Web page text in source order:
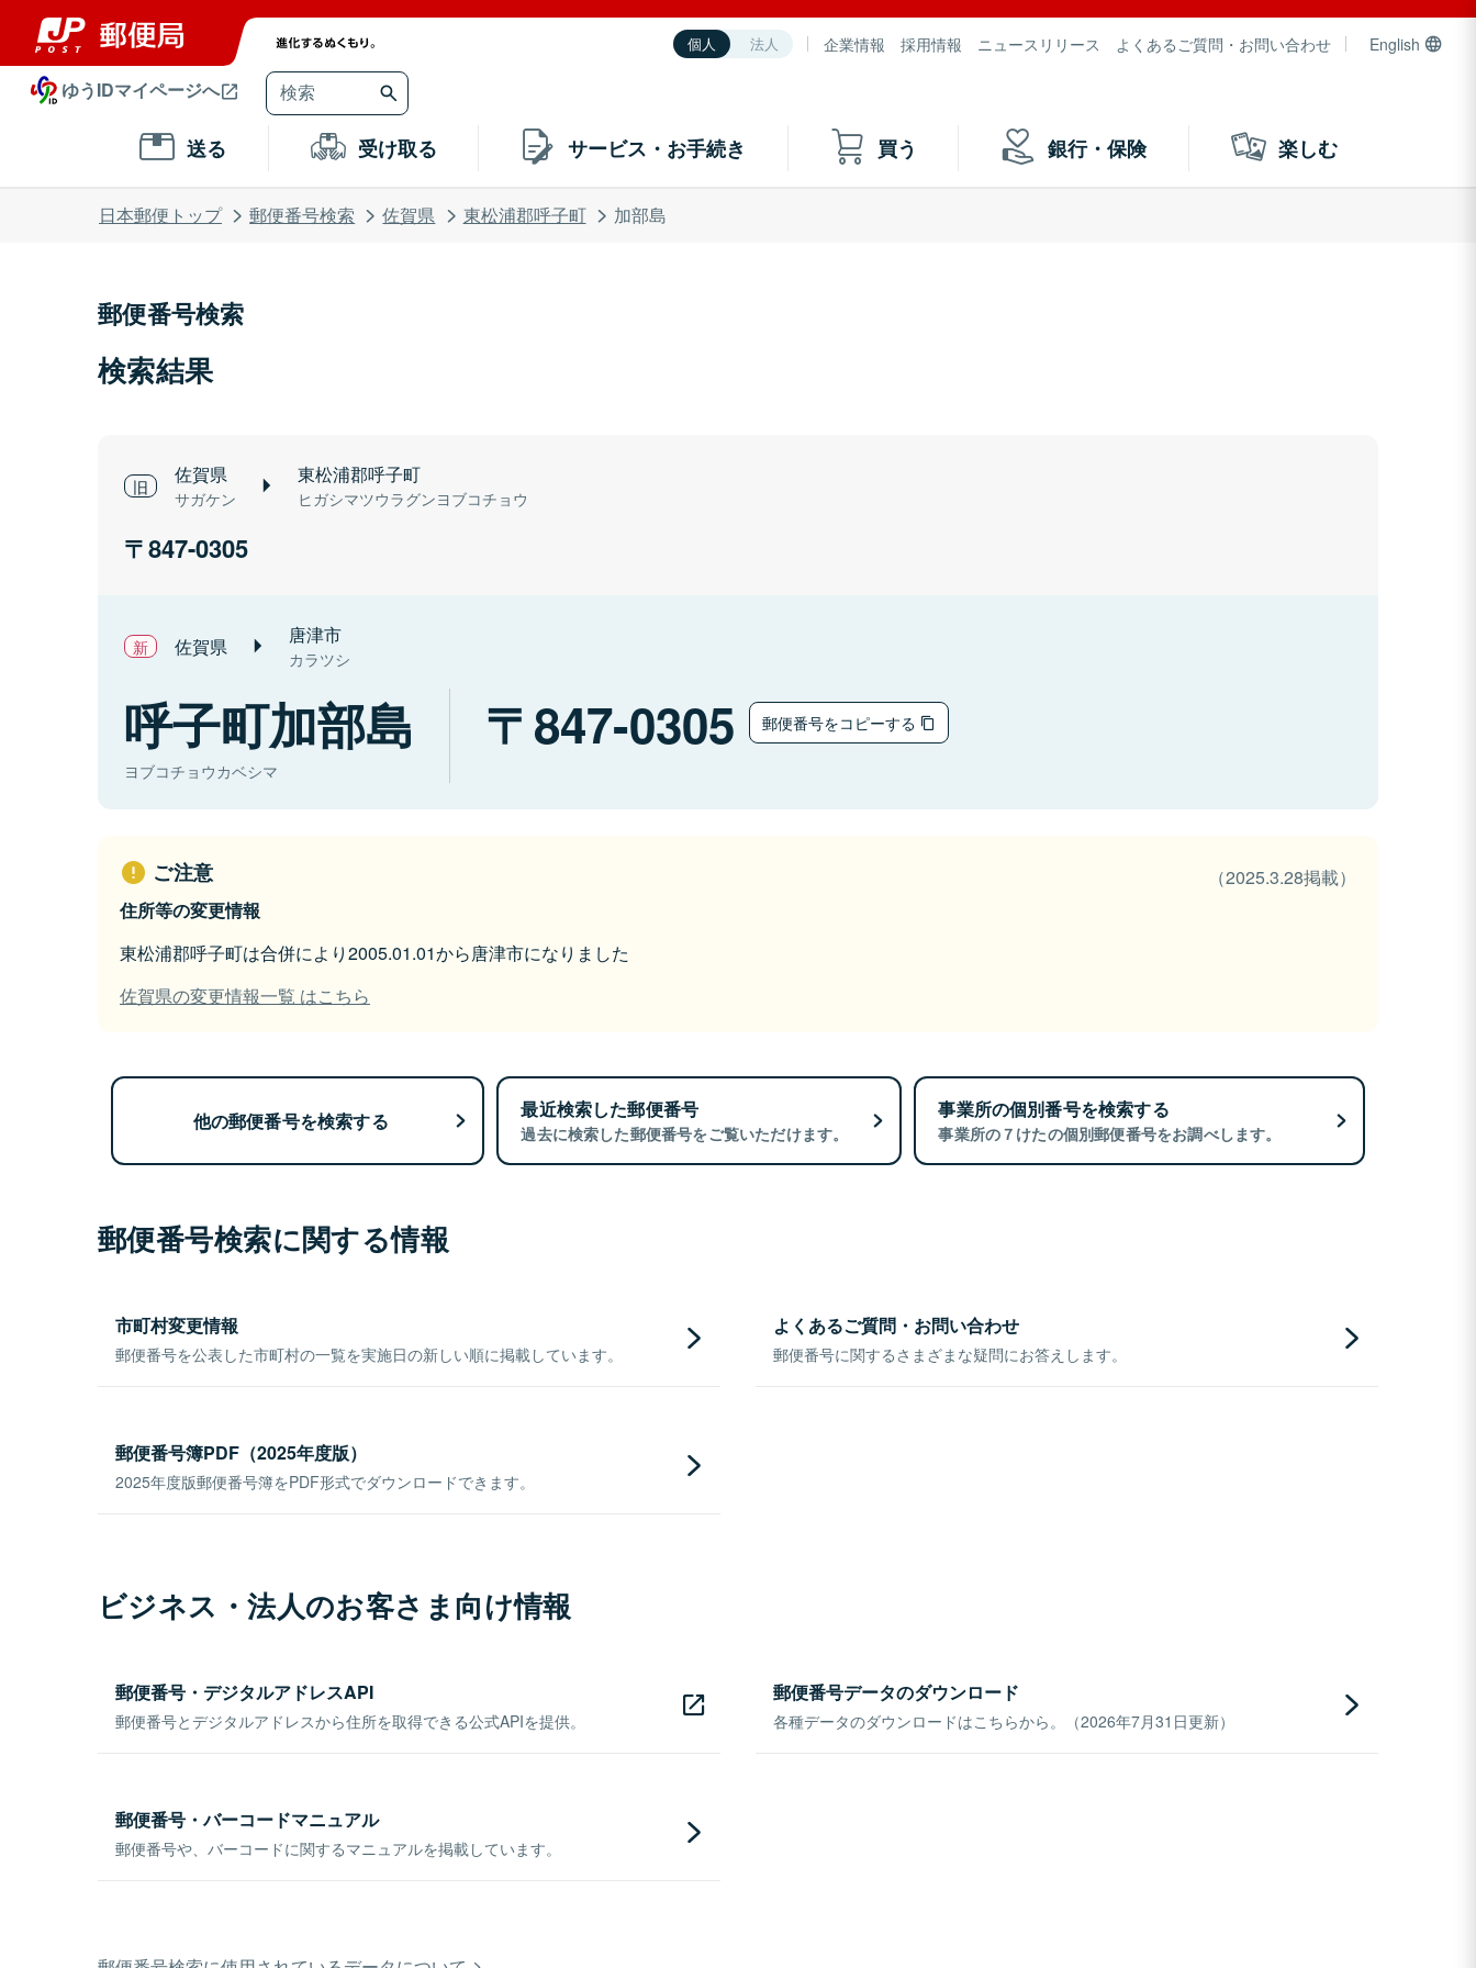
個人 法人 企業情報 採用情報 ニュースリリース よくあるご質問・お問い合わせ English
ゆうIDマイページへ
送る 受け取る サービス・お手続き 買う 銀行・保険 楽しむ
日本郵便トップ 郵便番号検索 佐賀県 東松浦郡呼子町 加部島
郵便番号検索
検索結果
佐賀県
サガケン
東松浦郡呼子町
ヒガシマツウラグンヨブコチョウ
847-0305
佐賀県 唐津市
カラツシ
呼子町加部島
ヨブコチョウカベシマ
847-0305 郵便番号をコピーする
ご注意
（2025.3.28掲載）
住所等の変更情報
東松浦郡呼子町は合併により2005.01.01から唐津市になりました
佐賀県の変更情報一覧 はこちら
他の郵便番号を検索する 最近検索した郵便番号
過去に検索した郵便番号をご覧いただけます。
事業所の個別番号を検索する
事業所の７けたの個別郵便番号をお調べします。
郵便番号検索に関する情報
市町村変更情報
郵便番号を公表した市町村の一覧を実施日の新しい順に掲載しています。
よくあるご質問・お問い合わせ
郵便番号に関するさまざまな疑問にお答えします。
郵便番号簿PDF（2025年度版）
2025年度版郵便番号簿をPDF形式でダウンロードできます。
ビジネス・法人のお客さま向け情報
郵便番号・デジタルアドレスAPI
郵便番号とデジタルアドレスから住所を取得できる公式APIを提供。
郵便番号データのダウンロード
各種データのダウンロードはこちらから。（2026年7月31日更新）
郵便番号・バーコードマニュアル
郵便番号や、バーコードに関するマニュアルを掲載しています。